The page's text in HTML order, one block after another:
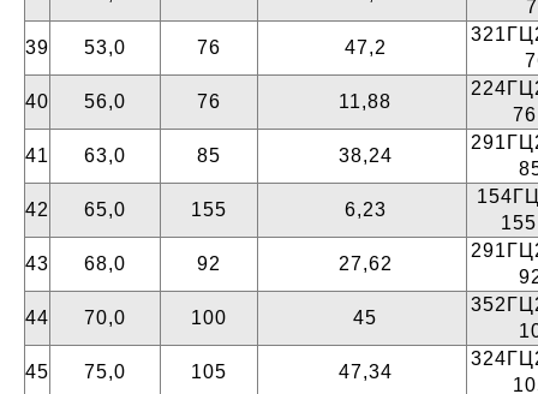
39
53,0 76 47,2
40
56,0 76 11,88
41
63,0 85 38,24
42
65,0 155 6,23
43
68,0 92 27,62
44
70,0 100 45
45
75,0 105 47,34